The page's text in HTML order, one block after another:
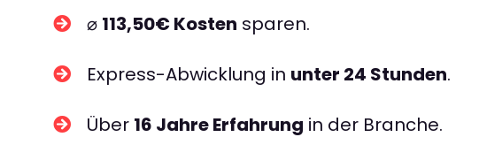
⌀ 113,50€ Kosten sparen.
Express-Abwicklung in unter 24 Stunden.
Über 16 Jahre Erfahrung in der Branche.